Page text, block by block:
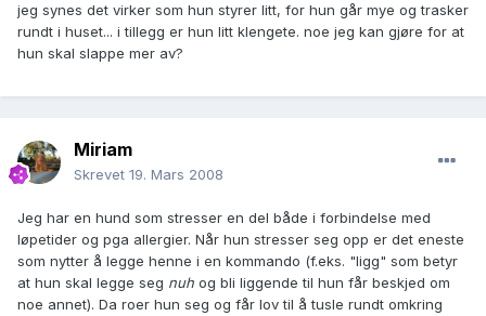
jeg synes det virker som hun styrer litt, for hun går mye og trasker
rundt i huset... i tillegg er hun litt klengete. noe jeg kan gjøre for at
hun skal slappe mer av?
Miriam
Skrevet 19. Mars 2008
Jeg har en hund som stresser en del både i forbindelse med
løpetider og pga allergier. Når hun stresser seg opp er det eneste
som nytter å legge henne i en kommando (f.eks. "ligg" som betyr
at hun skal legge seg nuh og bli liggende til hun får beskjed om
noe annet). Da roer hun seg og får lov til å tusle rundt omkring